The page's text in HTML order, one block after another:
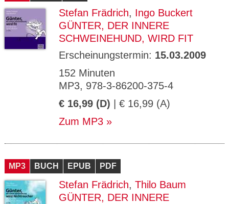
Stefan Frädrich, Ingo Buckert
GÜNTER, DER INNERE
SCHWEINEHUND, WIRD FIT
Erscheinungstermin: 15.03.2009
152 Minuten
MP3, 978-3-86200-375-4
€ 16,99 (D) | € 16,99 (A)
Zum MP3
MP3 BUCH EPUB PDF
Stefan Frädrich, Thilo Baum
GÜNTER, DER INNERE